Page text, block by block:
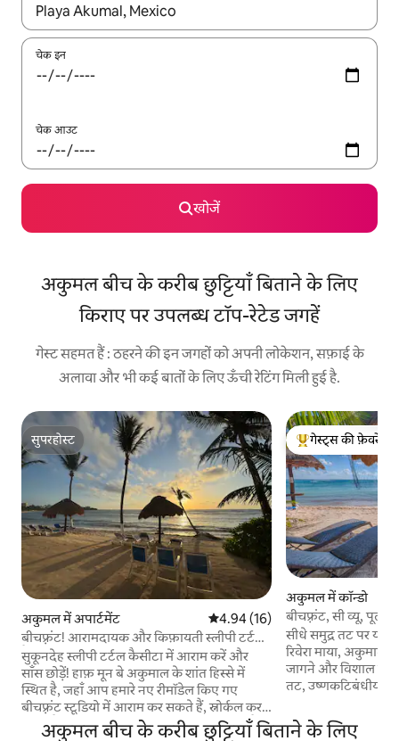
नतीजों के उपलब्ध होने पर, अप और डाउन 'ऐरो की' का इस्तेमाल करके नेविगेट
चेक इन
चेक आउट
खोजें
अकुमल बीच के करीब छुट्टियाँ बिताने के लिए
किराए पर उपलब्ध टॉप-रेटेड जगहें
गेस्ट सहमत हैं : ठहरने की इन जगहों को अपनी लोकेशन, सफ़ाई के
अलावा और भी कई बातों के लिए ऊँची रेटिंग मिली हुई है.
सुपरहोस्ट
सुपरहोस्ट
अकुमल में अपार्टमेंट औसत रेटिंग 5 में से 4.94, 16 समीक्षाएँ
4.94 (16)
बीचफ़्रंट! आरामदायक और किफ़ायती स्लीपी टर्टल
कैसीटा
सुकूनदेह स्लीपी टर्टल कैसीटा में आराम करें और
साँस छोड़ें! हाफ़ मून बे अकुमाल के शांत हिस्से में
स्थित है, जहाँ आप हमारे नए रीमॉडेल किए गए
बीचफ़्रंट स्टूडियो में आराम कर सकते हैं, स्नोर्कल कर
सकते हैं या बस पालपा के नीचे आराम कर सकते हैं!
गेस्ट्स का टॉप फ़ेवरेट
गेस्ट्स की फ़ेवरेट
अकुमल में कॉन्डो
बीचफ़्रंट, सी व्यू, पूल,
सीधे समुद्र तट पर यह
रिवेरा माया,
जागने और विशाल
तट, उष्णकटिबंधीय
मस्ती देखने की कल्पना करें। अपने
स्नॉर्कलिंग की
अकुमल बीच के करीब छुट्टियाँ बिताने के लिए